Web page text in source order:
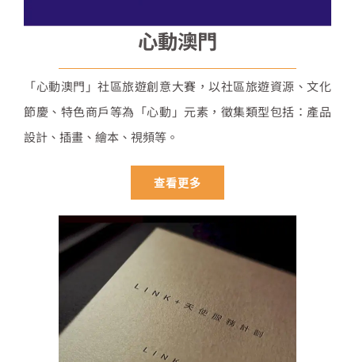
心動澳門
「心動澳門」社區旅遊創意大賽，以社區旅遊資源、文化
節慶、特色商戶等為「心動」元素，徵集類型包括：產品
設計、插畫、繪本、視頻等。
查看更多